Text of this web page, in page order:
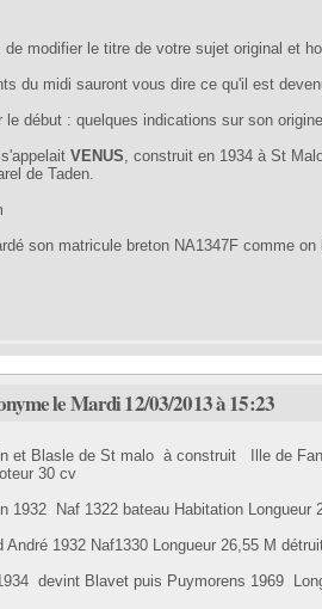
modifier le titre de votre sujet original et
du midi sauront vous dire ce qu'il est
le début : quelques indications sur son
VENUS , construit en 1934 à St
de Taden.
son matricule breton NA1347F comme on
le Mardi 12/03/2013 à 15:23
et Blasle de St malo à construit Ille de
30 cv
1932 Naf 1322 bateau Habitation Longueur
André 1932 Naf1330 Longueur 26,55 M
devint Blavet puis Puymorens 1969